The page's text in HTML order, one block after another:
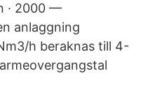
· 2000 —
anlaggning
h beraknas till 4-